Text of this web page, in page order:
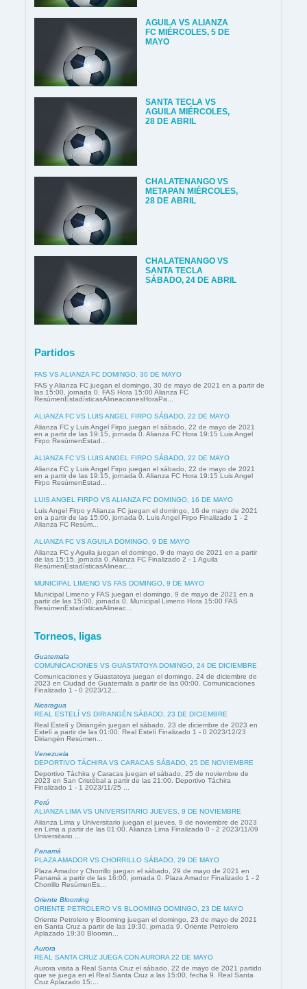
AGUILA VS ALIANZA
FC MIÉRCOLES, 5 DE
MAYO
SANTA TECLA VS
AGUILA MIÉRCOLES,
28 DE ABRIL
CHALATENANGO VS
METAPAN MIÉRCOLES,
28 DE ABRIL
CHALATENANGO VS
SANTA TECLA
SÁBADO, 24 DE ABRIL
Partidos
FAS VS ALIANZA FC DOMINGO, 30 DE MAYO
FAS y Alianza FC juegan el domingo, 30 de mayo de 2021 en a partir de
las 15:00, jornada 0. FAS Hora 15:00 Alianza FC
ResúmenEstadísticasAlineacionesHoraPa...
ALIANZA FC VS LUIS ANGEL FIRPO SÁBADO, 22 DE MAYO
Alianza FC y Luis Angel Firpo juegan el sábado, 22 de mayo de 2021
en a partir de las 19:15, jornada 0. Alianza FC Hora 19:15 Luis Angel
Firpo ResúmenEstad...
ALIANZA FC VS LUIS ANGEL FIRPO SÁBADO, 22 DE MAYO
Alianza FC y Luis Angel Firpo juegan el sábado, 22 de mayo de 2021
en a partir de las 19:15, jornada 0. Alianza FC Hora 19:15 Luis Angel
Firpo ResúmenEstad...
LUIS ANGEL FIRPO VS ALIANZA FC DOMINGO, 16 DE MAYO
Luis Angel Firpo y Alianza FC juegan el domingo, 16 de mayo de 2021
en a partir de las 15:00, jornada 0. Luis Angel Firpo Finalizado 1 - 2
Alianza FC Resúm...
ALIANZA FC VS AGUILA DOMINGO, 9 DE MAYO
Alianza FC y Aguila juegan el domingo, 9 de mayo de 2021 en a partir
de las 15:15, jornada 0. Alianza FC Finalizado 2 - 1 Aguila
ResúmenEstadísticasAlineac...
MUNICIPAL LIMENO VS FAS DOMINGO, 9 DE MAYO
Municipal Limeno y FAS juegan el domingo, 9 de mayo de 2021 en a
partir de las 15:00, jornada 0. Municipal Limeno Hora 15:00 FAS
ResúmenEstadísticasAlineac...
Torneos, ligas
Guatemala
COMUNICACIONES VS GUASTATOYA DOMINGO, 24 DE DICIEMBRE
Comunicaciones y Guastatoya juegan el domingo, 24 de diciembre de
2023 en Ciudad de Guatemala a partir de las 00:00. Comunicaciones
Finalizado 1 - 0 2023/12...
Nicaragua
REAL ESTELÍ VS DIRIANGÉN SÁBADO, 23 DE DICIEMBRE
Real Estelí y Diriangén juegan el sábado, 23 de diciembre de 2023 en
Estelí a partir de las 01:00. Real Estelí Finalizado 1 - 0 2023/12/23
Diriangén Resúmen...
Venezuela
DEPORTIVO TÁCHIRA VS CARACAS SÁBADO, 25 DE NOVIEMBRE
Deportivo Táchira y Caracas juegan el sábado, 25 de noviembre de
2023 en San Cristóbal a partir de las 21:00. Deportivo Táchira
Finalizado 1 - 1 2023/11/25 ...
Perú
ALIANZA LIMA VS UNIVERSITARIO JUEVES, 9 DE NOVIEMBRE
Alianza Lima y Universitario juegan el jueves, 9 de noviembre de 2023
en Lima a partir de las 01:00. Alianza Lima Finalizado 0 - 2 2023/11/09
Universitario ...
Panamá
PLAZA AMADOR VS CHORRILLO SÁBADO, 29 DE MAYO
Plaza Amador y Chorrillo juegan el sábado, 29 de mayo de 2021 en
Panamá a partir de las 16:00, jornada 0. Plaza Amador Finalizado 1 - 2
Chorrillo ResúmenEs...
Oriente Blooming
ORIENTE PETROLERO VS BLOOMING DOMINGO, 23 DE MAYO
Oriente Petrolero y Blooming juegan el domingo, 23 de mayo de 2021
en Santa Cruz a partir de las 19:30, jornada 9. Oriente Petrolero
Aplazado 19:30 Bloomin...
Aurora
REAL SANTA CRUZ JUEGA CON AURORA 22 DE MAYO
Aurora visita a Real Santa Cruz el sábado, 22 de mayo de 2021 partido
que se juega en el Real Santa Cruz a las 15:00, fecha 9. Real Santa
Cruz Aplazado 15:...